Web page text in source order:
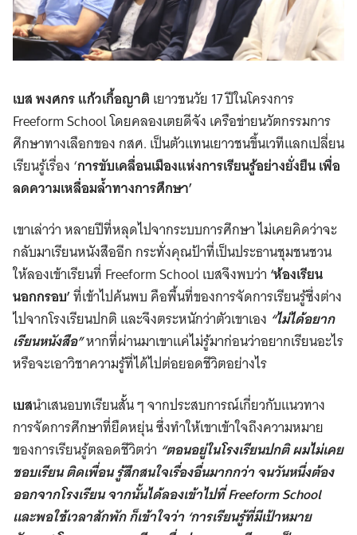
เบส พงศกร แก้วเกื้อญาติ เยาวชนวัย 17 ปีในโครงการ
Freeform School โดยคลองเตยดีจัง เครือข่ายนวัตกรรมการ
ศึกษาทางเลือกของ กสศ. เป็นตัวแทนเยาวชนขึ้นเวทีแลกเปลี่ยน
เรียนรู้เรื่อง ‘การขับเคลื่อนเมืองแห่งการเรียนรู้อย่างยั่งยืน เพื่อ
ลดความเหลื่อมล้ำทางการศึกษา’
เขาเล่าว่า หลายปีที่หลุดไปจากระบบการศึกษา ไม่เคยคิดว่าจะ
กลับมาเรียนหนังสืออีก กระทั่งคุณป้าที่เป็นประธานชุมชนชวน
ให้ลองเข้าเรียนที่ Freeform School เบสจึงพบว่า ‘ห้องเรียน
นอกกรอบ’ที่เข้าไปค้นพบ คือพื้นที่ของการจัดการเรียนรู้ซึ่งต่าง
ไปจากโรงเรียนปกติ และจึงตระหนักว่าตัวเขาเอง “ไม่ได้อยาก
เรียนหนังสือ”หากที่ผ่านมาเขาแค่ไม่รู้มาก่อนว่าอยากเรียนอะไร
หรือจะเอาวิชาความรู้ที่ได้ไปต่อยอดชีวิตอย่างไร
เบสนำเสนอบทเรียนสั้น ๆ จากประสบการณ์เกี่ยวกับแนวทาง
การจัดการศึกษาที่ยืดหยุ่น ซึ่งทำให้เขาเข้าใจถึงความหมาย
ของการเรียนรู้ตลอดชีวิตว่า “ตอนอยู่ในโรงเรียนปกติ ผมไม่เคย
ชอบเรียน ติดเพื่อน รู้สึกสนใจเรื่องอื่นมากกว่า จนวันหนึ่งต้อง
ออกจากโรงเรียน จากนั้นได้ลองเข้าไปที่ Freeform School
และพอใช้เวลาสักพัก ก็เข้าใจว่า ‘การเรียนรู้ที่มีเป้าหมาย